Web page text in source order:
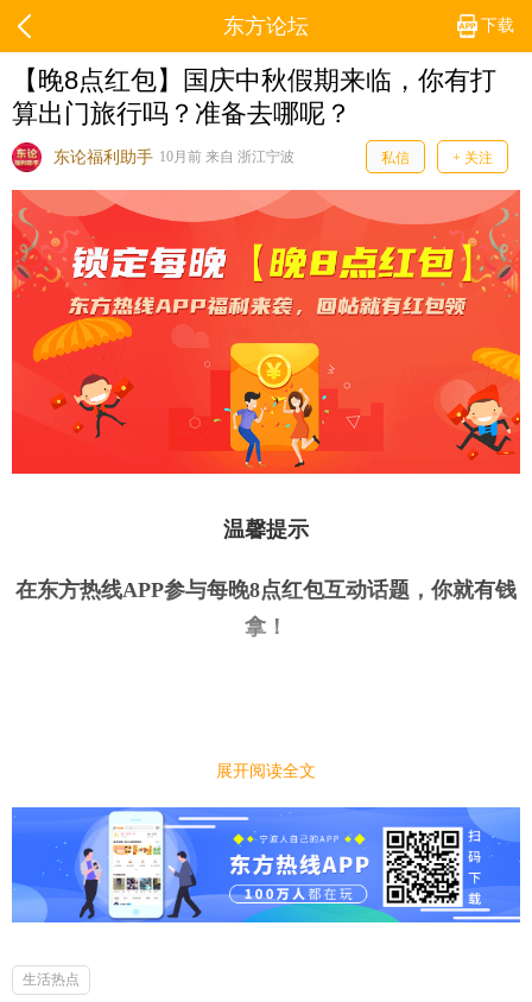
下载
东方论坛
【晚8点红包】国庆中秋假期来临，你有打
算出门旅行吗？准备去哪呢？
东论福利助手 10月前 来自 浙江宁波 私信 + 关注
温馨提示
在东方热线APP参与每晚8点红包互动话题，你就有钱
拿 ！
｜今日话题｜
国庆中秋假期来临，你有打算出门旅行吗？准备去哪
呢？
国庆中秋小长假即将到来，国庆中秋假期来临，你有
展开阅读全文
生活热点